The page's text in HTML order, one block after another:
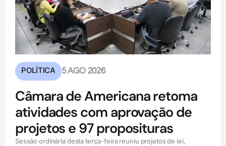
POLÍTICA 5 AGO 2026
Câmara de Americana retoma
atividades com aprovação de
projetos e 97 proposituras
Sessão ordinária desta terça-feira reuniu projetos de lei,